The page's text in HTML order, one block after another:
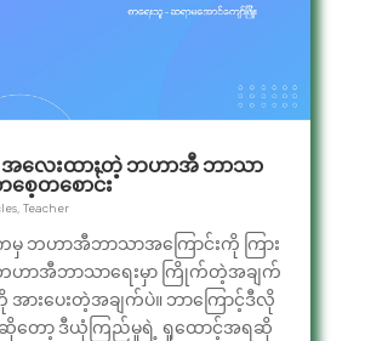
အလေးထားတဲ့ ဘဟာအီ ဘာသာ
စေ့တစောင်း
, Teacher
မှ ဘဟာအီဘာသာအကြောင်းကို ကြား
ဟာအီဘာသာရေးမှာ ကြိုက်တဲ့အချက်
အားပေးတဲ့အချက်ပဲ။ ဘာကြောင့်ဒီလို
ဆိုတော့ ဒီယုံကြည်မှုရဲ့ ရှုထောင့်အရဆို